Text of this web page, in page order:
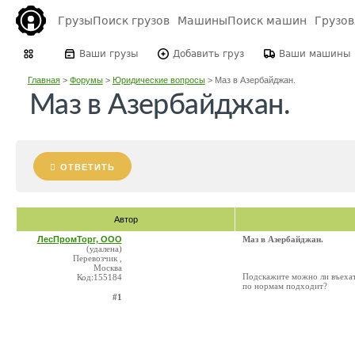
ГрузыПоиск грузов МашиныПоиск машин
Ваши грузы Добавить груз Ваши машины
Главная> Форумы> Юридические вопросы> Маз в Азербайджан.
Маз в Азербайджан.
ОТВЕТИТЬ
Автор
ЛесПромТорг, ООО
(удалена)
Перевозчик ,
Москва
Код:155184
#1
Маз в Азербайджан.
Подскажите можно ли
по нормам подходит?